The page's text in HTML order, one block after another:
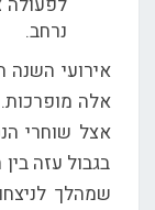
נרחב.
אירועי
אלה
אצל שוחרי
בגבול עזה
שמהלך